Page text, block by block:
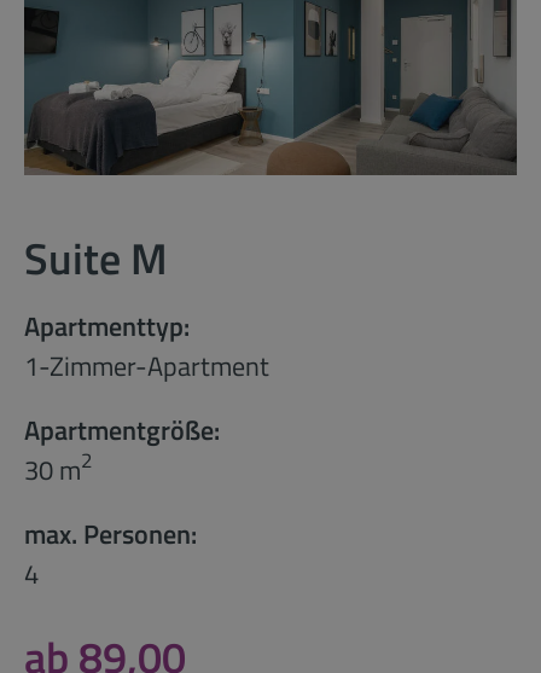
Suite M
Apartmenttyp:
1-Zimmer-Apartment
Apartmentgröße:
30 m2
max. Personen:
4
ab 89,00